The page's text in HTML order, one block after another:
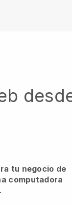
tu negocio de
computadora